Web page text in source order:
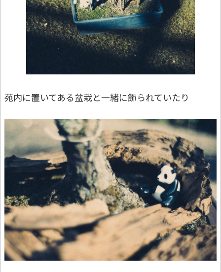
苑内に置いてある盆栽と一緒に飾られていたり